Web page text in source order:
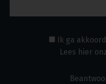
Ik ga
Lees hier